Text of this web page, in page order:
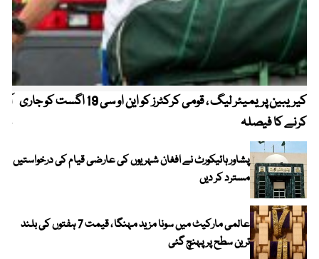
کیریبین پریمیئر لیگ ، قومی کرکٹرز کو این او سی 19 اگست کو جاری
کرنے کا فیصلہ
پشاور ہائیکورٹ نے افغان شہریوں کی عارضی قیام کی درخواستیں
مسترد کر دیں
عالمی مارکیٹ میں سونا مزید مہنگا ، قیمت 7 ہفتوں کی بلند
ترین سطح پر پہنچ گئی